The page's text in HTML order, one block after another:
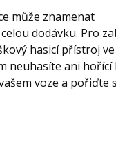
může znamenat
dodávku. Pro
hasicí přístroj
neuhasíte ani hořící
voze a pořiďte